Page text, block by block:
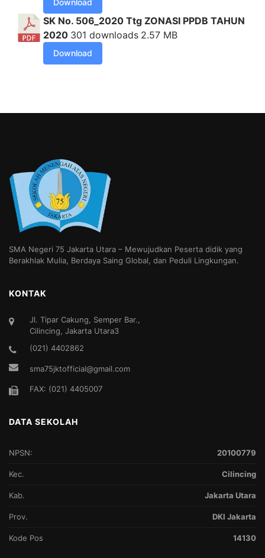
Download
SK No. 506_2020 Ttg ZONASI PPDB TAHUN
2020 301 downloads 2.57 MB
Download
SMA Negeri 75 Jakarta Utara – Mewujudkan Peserta didik yang
Berakhlak Mulia, Berdaya Saing Global, dan Peduli Lingkungan.
KONTAK
Jl. Tipar Cakung, Semper Bar.,
Cilincing, Jakarta Utara3
(021) 4402862
sma75jktofficial@gmail.com
FAX: (021) 4405007
DATA SEKOLAH
NPSN: 20100779
Kec. Cilincing
Kab. Jakarta Utara
Prov. DKI Jakarta
Kode Pos 14130